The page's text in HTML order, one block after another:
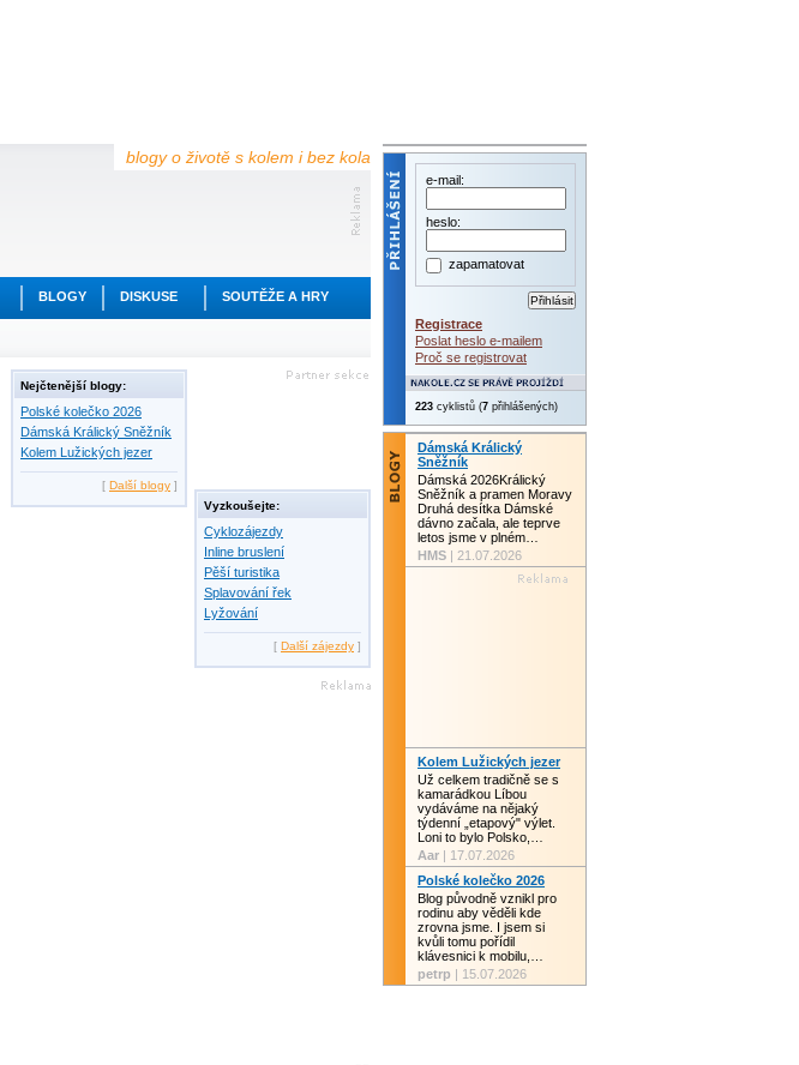
blogy o životě s kolem i bez kola
BLOGY DISKUSE SOUTĚŽE A HRY
Nejčtenější blogy:
Polské kolečko 2026
Dámská Králický Sněžník
Kolem Lužických jezer
[ Další blogy ]
Vyzkoušejte:
Cyklozájezdy
Inline bruslení
Pěší turistika
Splavování řek
Lyžování
[ Další zájezdy ]
e-mail:
heslo:
zapamatovat
Registrace
Poslat heslo e-mailem
Proč se registrovat
223 cyklistů (7 přihlášených)
Dámská Králický
Sněžník
Dámská 2026Králický
Sněžník a pramen Moravy
Druhá desítka Dámské
dávno začala, ale teprve
letos jsme v plném…
HMS | 21.07.2026
Kolem Lužických jezer
Už celkem tradičně se s
kamarádkou Líbou
vydáváme na nějaký
týdenní „etapový" výlet.
Loni to bylo Polsko,…
Aar | 17.07.2026
Polské kolečko 2026
Blog původně vznikl pro
rodinu aby věděli kde
zrovna jsme. I jsem si
kvůli tomu pořídil
klávesnici k mobilu,…
petrp | 15.07.2026